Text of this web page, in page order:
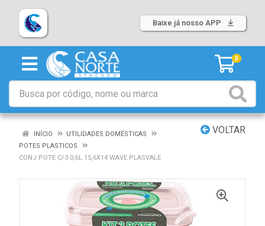
Baixe já nosso APP
0
VOLTAR
INÍCIO
UTILIDADES DOMÉSTICAS
POTES PLASTICOS
CONJ POTE C/3 0,6L 15,6X14 WAVE PLASVALE